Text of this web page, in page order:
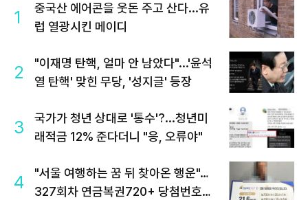
1
중국산 에어콘을 웃돈 주고 산다...유
럽 열광시킨 메이디
2
"이재명 탄핵, 얼마 안 남았다"...'윤석
열 탄핵' 맞힌 무당, '성지글' 등장
3
국가가 청년 상대로 '통수'?...청년미
래적금 12% 준다더니 "응, 오류야"
4
"서울 여행하는 꿈 뒤 찾아온 행운"…
327회차 연금복권720+ 당첨번호조